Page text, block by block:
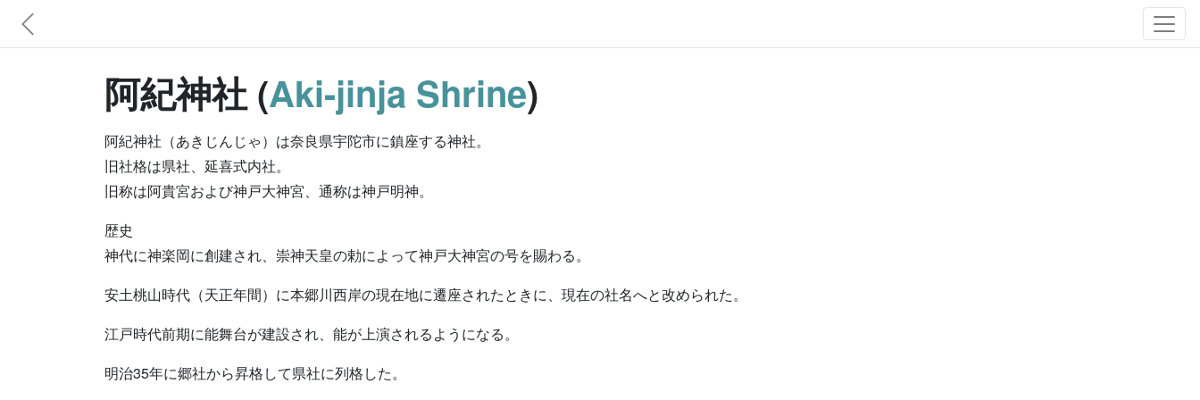
阿紀神社 (Aki-jinja Shrine)
阿紀神社（あきじんじゃ）は奈良県宇陀市に鎮座する神社。
旧社格は県社、延喜式内社。
旧称は阿貴宮および神戸大神宮、通称は神戸明神。
歴史
神代に神楽岡に創建され、崇神天皇の勅によって神戸大神宮の号を賜わる。
安土桃山時代（天正年間）に本郷川西岸の現在地に遷座されたときに、現在の社名へと改められた。
江戸時代前期に能舞台が建設され、能が上演されるようになる。
明治35年に郷社から昇格して県社に列格した。